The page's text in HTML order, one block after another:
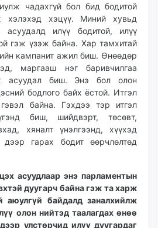
чадахгүй бол бид бодитой
хэцүү. Миний хувьд
асуудалд илүү бодитой, илүү
гэж үзэж байна. Хар тамхитай
кампанит ажил биш. Өнөөдөр
маргааш нэг баривчилгаа
асуудал биш. Энэ бол олон
бодлого байх ёстой. Итгэл
байна. Гэхдээ тэр итгэл
биш, шийдвэрт, төсөвт,
хяналт үнэлгээнд, хүүхэд
гарах бодит өөрчлөлтөд
асуудлаар энэ парламентын
дуугарч байна гэж та харж
аюулгүй байдалд заналхийлж
олон нийтэд таалагдах өнөө
улстөрчид илүү дуугардаг